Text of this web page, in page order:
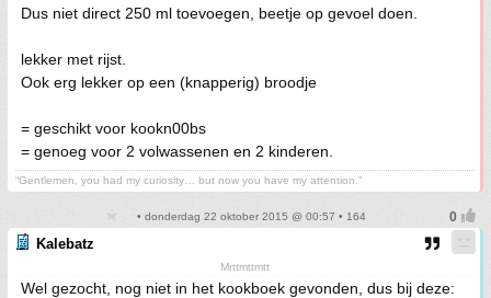
Dus niet direct 250 ml toevoegen, beetje op gevoel doen.
lekker met rijst.
Ook erg lekker op een (knapperig) broodje
= geschikt voor kookn00bs
= genoeg voor 2 volwassenen en 2 kinderen.
“Gentlemen, you had my curiosity… but now you have my attention.”
• donderdag 22 oktober 2015 @ 00:57 • 164
Kalebatz
Mrttmttmtt
Wel gezocht, nog niet in het kookboek gevonden, dus bij deze: